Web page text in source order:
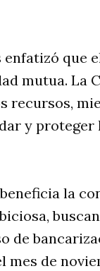
que
mutua. La
recursos,
y proteger
la
de
mes de